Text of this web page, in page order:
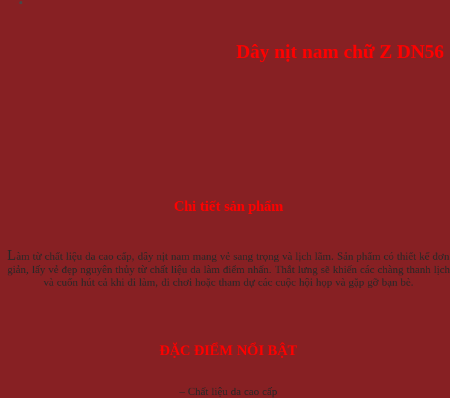
Dây nịt nam chữ Z DN56
Chi tiết sản phẩm
Làm từ chất liệu da cao cấp, dây nịt nam mang vẻ sang trọng và lịch lãm. Sản phẩm có thiết kế đơn
giản, lấy vẻ đẹp nguyên thủy từ chất liệu da làm điểm nhấn. Thắt lưng sẽ khiến các chàng thanh lịch
và cuốn hút cả khi đi làm, đi chơi hoặc tham dự các cuộc hội họp và gặp gỡ bạn bè.
ĐẶC ĐIỂM NỔI BẬT
– Chất liệu da cao cấp